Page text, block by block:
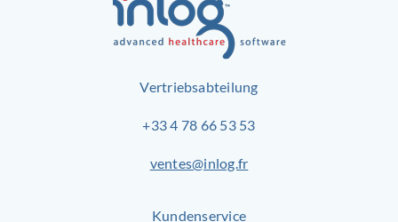
Vertriebsabteilung
+33 4 78 66 53 53
ventes@inlog.fr
Kundenservice